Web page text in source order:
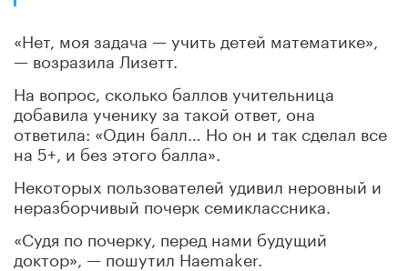
«Нет, моя задача — учить детей математике»,
— возразила Лизетт.
На вопрос, сколько баллов учительница
добавила ученику за такой ответ, она
ответила: «Один балл… Но он и так сделал все
на 5+, и без этого балла».
Некоторых пользователей удивил неровный и
неразборчивый почерк семиклассника.
«Судя по почерку, перед нами будущий
доктор», — пошутил Haemaker.